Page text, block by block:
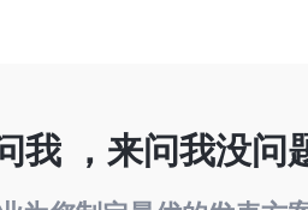
我 ，来问我没问